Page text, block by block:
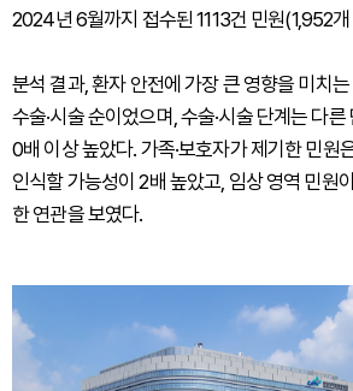
2024년 6월까지 접수된 1113건 민원(1,952
분석 결과, 환자 안전에 가장 큰 영향을 미치
수술·시술 순이었으며, 수술·시술 단계는 다
0배 이상 높았다. 가족·보호자가 제기한 민원
인식할 가능성이 2배 높았고, 임상 영역 민원
한 연관을 보였다.